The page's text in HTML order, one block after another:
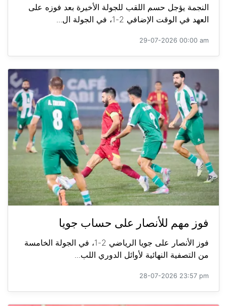
النجمة يؤجل حسم اللقب للجولة الأخيرة بعد فوزه على
العهد في الوقت الإضافي 2-1، في الجولة ال...
29-07-2026 00:00 am
فوز مهم للأنصار على حساب جويا
فوز الأنصار على جويا الرياضي 2-1، في الجولة الخامسة
من التصفية النهائية لأوائل الدوري اللب...
28-07-2026 23:57 pm